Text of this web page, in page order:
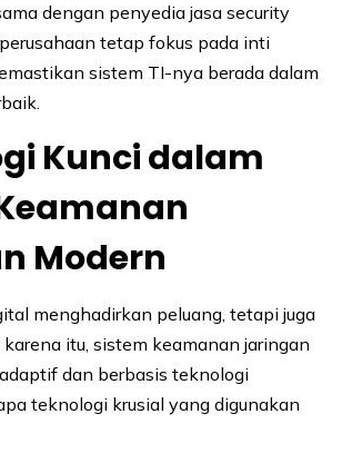
dengan penyedia jasa security
tetap fokus pada inti
sistem TI-nya berada dalam
Kunci dalam
Modern
menghadirkan peluang, tetapi juga
itu, sistem keamanan jaringan
dan berbasis teknologi
teknologi krusial yang digunakan